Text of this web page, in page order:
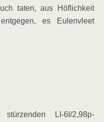
taten‚ aus Höflichkeit
es Eulenvleet
stürzenden LI-6I/2,98p-